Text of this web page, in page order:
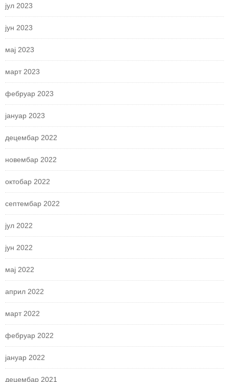
јул 2023
јун 2023
мај 2023
март 2023
фебруар 2023
јануар 2023
децембар 2022
новембар 2022
октобар 2022
септембар 2022
јул 2022
јун 2022
мај 2022
април 2022
март 2022
фебруар 2022
јануар 2022
децембар 2021